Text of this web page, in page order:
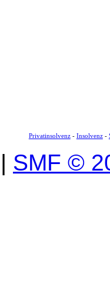
Privatinsolvenz- Insolvenz-
| SMF ©